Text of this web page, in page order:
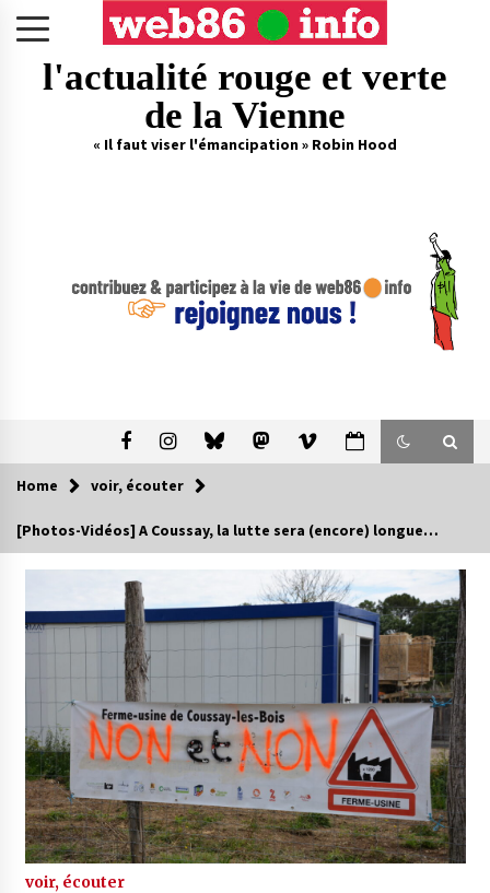
l'actualité rouge et verte
de la Vienne
« Il faut viser l'émancipation » Robin Hood
Home voir, écouter
[Photos-Vidéos] A Coussay, la lutte sera (encore) longue…
voir, écouter